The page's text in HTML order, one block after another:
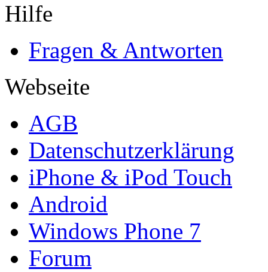
Hilfe
Fragen & Antworten
Webseite
AGB
Datenschutzerklärung
iPhone & iPod Touch
Android
Windows Phone 7
Forum